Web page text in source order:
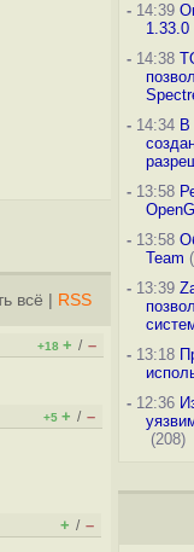
всё RSS
+18 + / –
+5 + / –
+ / –
-14:39
1.33.0
-14:38
-14:34 В
-13:58
-13:58
Team
-13:39
-13:18
-12:36
(208)